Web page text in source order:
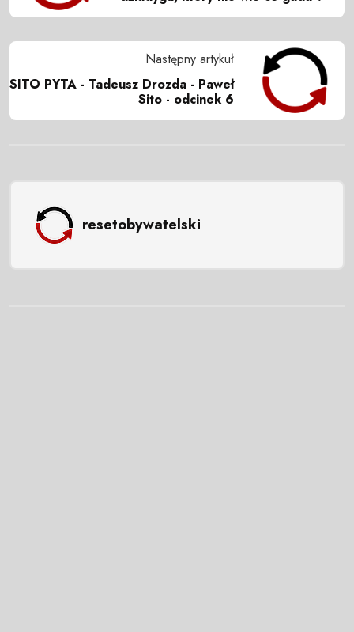
Następny artykuł
SITO PYTA - Tadeusz Drozda - Paweł
Sito - odcinek 6
resetobywatelski